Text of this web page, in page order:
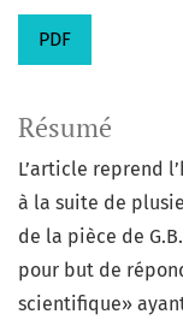
PDF
Résumé
L’article reprend
à la suite de
de la pièce de
pour but de
scientifique»